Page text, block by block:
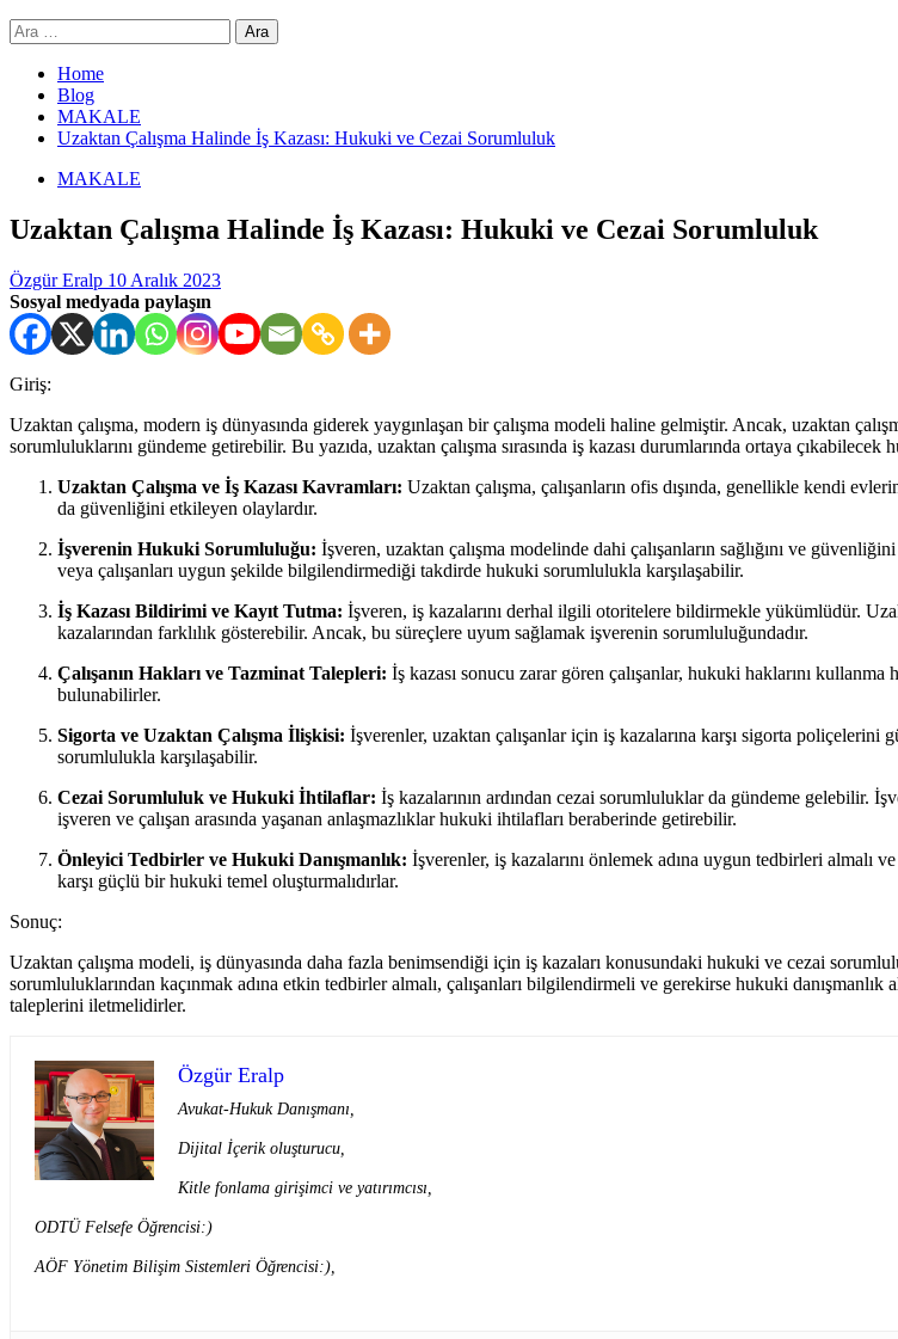
Arama:
Home
Blog
MAKALE
Uzaktan Çalışma Halinde İş Kazası: Hukuki ve Cezai Sorumluluk
MAKALE
Uzaktan Çalışma Halinde İş Kazası: Hukuki ve Cezai Sorumluluk
Özgür Eralp 10 Aralık 2023
Sosyal medyada paylaşın
Giriş:
Uzaktan çalışma, modern iş dünyasında giderek yaygınlaşan bir çalışma modeli haline gelmiştir. Ancak, uzaktan
sorumluluklarını gündeme getirebilir. Bu yazıda, uzaktan çalışma sırasında iş kazası durumlarında ortaya
Uzaktan Çalışma ve İş Kazası Kavramları: Uzaktan çalışma, çalışanların ofis dışında, genellikle kendi
da güvenliğini etkileyen olaylardır.
İşverenin Hukuki Sorumluluğu: İşveren, uzaktan çalışma modelinde dahi çalışanların sağlığını ve
veya çalışanları uygun şekilde bilgilendirmediği takdirde hukuki sorumlulukla karşılaşabilir.
İş Kazası Bildirimi ve Kayıt Tutma: İşveren, iş kazalarını derhal ilgili otoritelere bildirmekle yükümlüdür.
kazalarından farklılık gösterebilir. Ancak, bu süreçlere uyum sağlamak işverenin sorumluluğundadır.
Çalışanın Hakları ve Tazminat Talepleri: İş kazası sonucu zarar gören çalışanlar, hukuki haklarını
bulunabilirler.
Sigorta ve Uzaktan Çalışma İlişkisi: İşverenler, uzaktan çalışanlar için iş kazalarına karşı sigorta
sorumlulukla karşılaşabilir.
Cezai Sorumluluk ve Hukuki İhtilaflar: İş kazalarının ardından cezai sorumluluklar da gündeme gelebilir.
işveren ve çalışan arasında yaşanan anlaşmazlıklar hukuki ihtilafları beraberinde getirebilir.
Önleyici Tedbirler ve Hukuki Danışmanlık: İşverenler, iş kazalarını önlemek adına uygun tedbirleri almalı
karşı güçlü bir hukuki temel oluşturmalıdırlar.
Sonuç:
Uzaktan çalışma modeli, iş dünyasında daha fazla benimsendiği için iş kazaları konusundaki hukuki ve cezai
sorumluluklarından kaçınmak adına etkin tedbirler almalı, çalışanları bilgilendirmeli ve gerekirse hukuki
taleplerini iletmelidirler.
Özgür Eralp
Avukat-Hukuk Danışmanı,
Dijital İçerik oluşturucu,
Kitle fonlama girişimci ve yatırımcısı,
ODTÜ Felsefe Öğrencisi:)
AÖF Yönetim Bilişim Sistemleri Öğrencisi:),